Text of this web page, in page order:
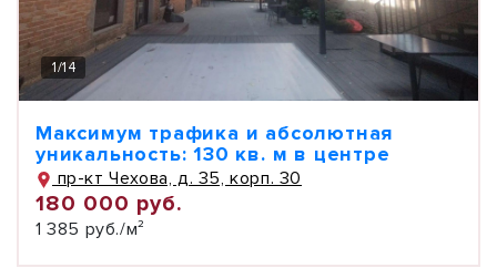
1/14
Максимум трафика и абсолютная
уникальность: 130 кв. м в центре
пр-кт Чехова, д. 35, корп. 30
180 000 руб.
1 385 руб./м²